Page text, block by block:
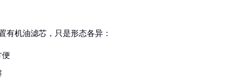
有机油滤芯，只是形态各异：
便